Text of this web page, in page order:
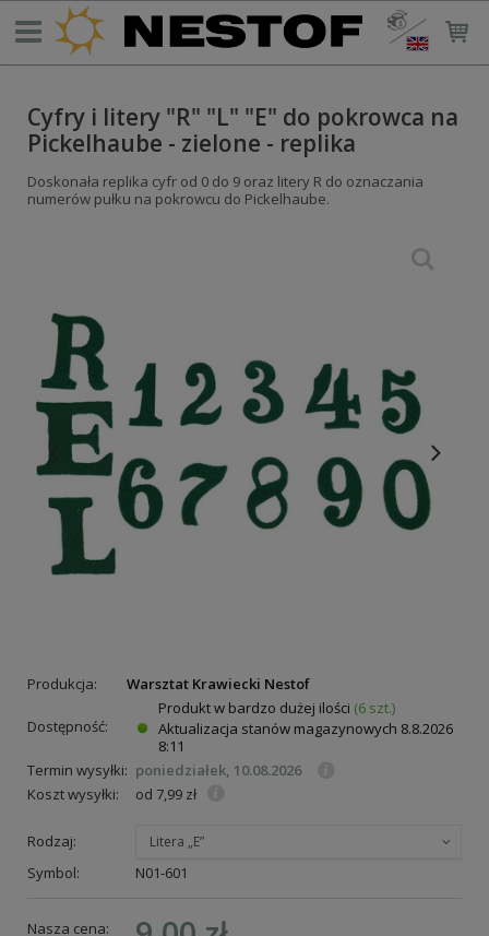
Cyfry i litery "R" "L" "E" do pokrowca na
Pickelhaube - zielone - replika
Doskonała replika cyfr od 0 do 9 oraz litery R do oznaczania
numerów pułku na pokrowcu do Pickelhaube.
Produkcja: Warsztat Krawiecki Nestof
Dostępność:
Produkt w bardzo dużej ilości (6 szt.)
Aktualizacja stanów magazynowych 8.8.2026
8:11
Termin wysyłki: poniedziałek, 10.08.2026
Koszt wysyłki:
od 7,99 zł
Rodzaj: Litera „E”
Symbol: N01-601
Nasza cena: